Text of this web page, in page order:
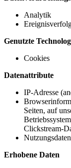
Analytik
Genutzte
Cookies
Datenattribute
IP-Adresse
Seiten, auf
Clickstream-
Erhobene Daten